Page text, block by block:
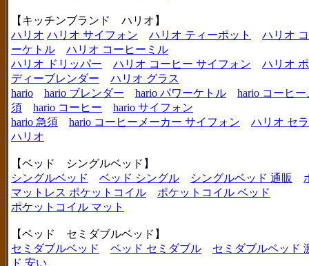
【キッチンブランド ハリオ】
ハリオ ハリオ サイフォン ハリオ ティーポット
ハリオ
ーケトル
ハリオ コーヒーミル
ハリオ ドリッパー
ハリオ コーヒー サイフォン
ハリオ
ディーブレンダー
ハリオ グラス
hario
hario ブレンダー hario パワーケトル
hario コーヒ
須
hario コーヒー
hario サイフォン
hario 急須
hario コーヒーメーカー サイフォン
ハリオ セ
ハリオ
【ベッド シングルベッド】
シングルベッド
ベッド シングル シングルベッド 通販
マットレス ポケットコイル
ポケットコイル ベッド
ポケットコイル マット
【ベッド セミダブルベッド】
セミダブルベッド
ベッド セミダブル
セミダブルベッド
ド 安い